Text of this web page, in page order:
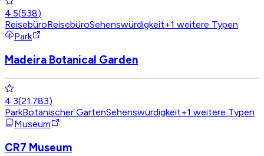
4.5(538)
ReisebüroReisebüroSehenswürdigkeit+1 weitere Typen
Park
Madeira Botanical Garden
4.3(21.783)
ParkBotanischer GartenSehenswürdigkeit+1 weitere Typen
Museum
CR7 Museum